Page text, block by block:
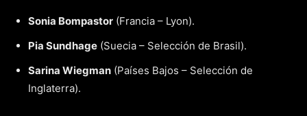
Sonia Bompastor (Francia – Lyon).
Pia Sundhage (Suecia – Selección de Brasil).
Sarina Wiegman (Países Bajos – Selección de
Inglaterra).